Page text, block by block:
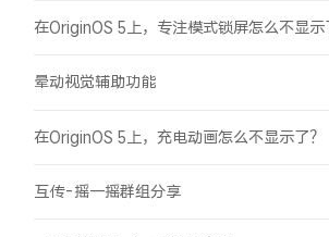
在OriginOS 5上，专注模式锁屏怎么不显示
晕动视觉辅助功能
在OriginOS 5上，充电动画怎么不显示了？
互传-摇一摇群组分享